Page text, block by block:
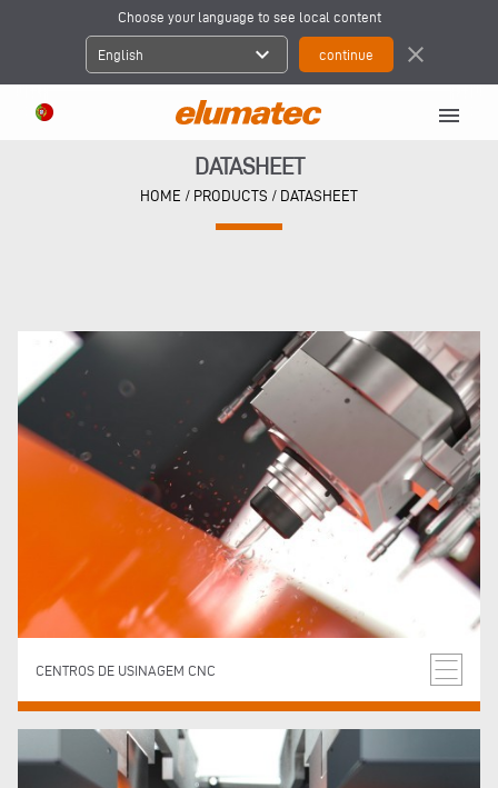
Choose your language to see local content
English expand_more close
menu
DATASHEET
HOME / PRODUCTS / DATASHEET
CENTROS DE USINAGEM CNC